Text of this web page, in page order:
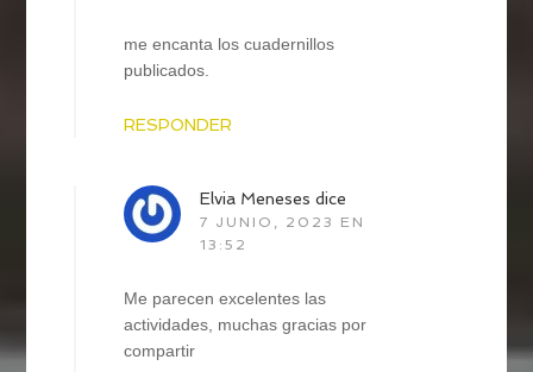
me encanta los cuadernillos
publicados.
RESPONDER
Elvia Meneses dice
7 JUNIO, 2023 EN
13:52
Me parecen excelentes las
actividades, muchas gracias por
compartir